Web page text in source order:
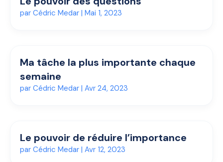
par Cédric Medar | Mai 1, 2023
Ma tâche la plus importante chaque
semaine
par Cédric Medar | Avr 24, 2023
Le pouvoir de réduire l’importance
par Cédric Medar | Avr 12, 2023